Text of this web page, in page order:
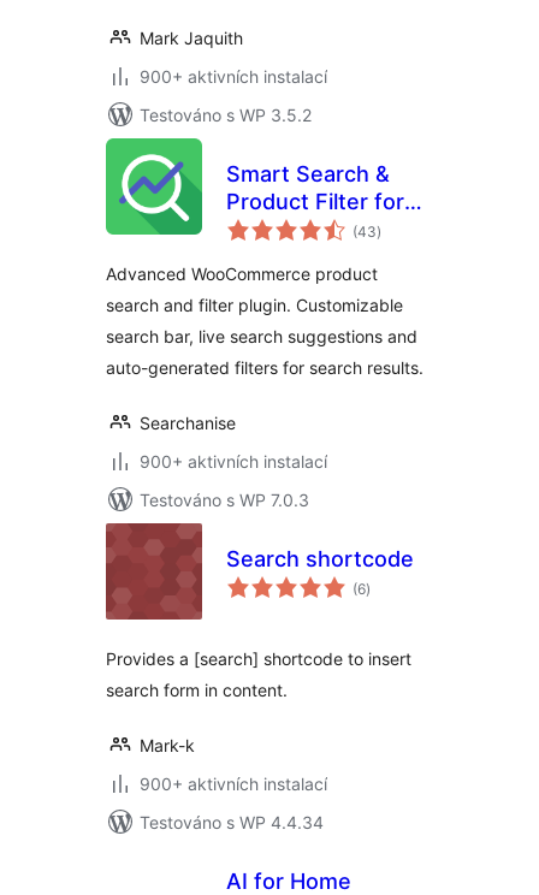
Mark Jaquith
900+ aktivních instalací
Testováno s WP 3.5.2
Smart Search &
Product Filter for
WooCommerce –
(43celkové
hodnocení
)
Advanced WooCommerce product
search and filter plugin. Customizable
search bar, live search suggestions and
auto-generated filters for search results.
Searchanise
900+ aktivních instalací
Testováno s WP 7.0.3
Search shortcode
(6celkové
hodnocení
)
Provides a [search] shortcode to insert
search form in content.
Mark-k
900+ aktivních instalací
Testováno s WP 4.4.34
AI for Home